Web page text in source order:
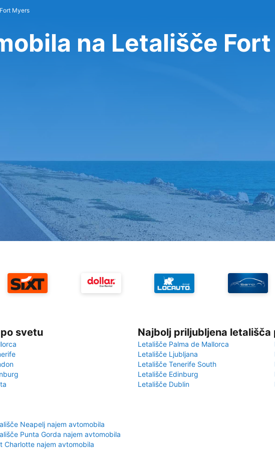
Myers
na Letališče
svetu Najbolj priljubljena letališča
Letališče Palma de Mallorca
Letališče Ljubljana
Letališče Tenerife South
Letališče Edinburg
Letališče Dublin
Neapelj najem avtomobila
Punta Gorda najem avtomobila
Charlotte najem avtomobila